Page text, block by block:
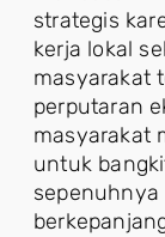
strategis
kerja lokal
masyarakat
perputaran
masyarakat
untuk